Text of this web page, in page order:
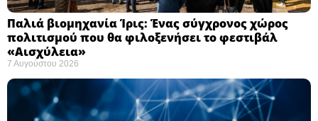
Παλιά βιομηχανία Ίρις: Ένας σύγχρονος χώρος
πολιτισμού που θα φιλοξενήσει το φεστιβάλ
«Αισχύλεια» ​
7 Αυγούστου 2026